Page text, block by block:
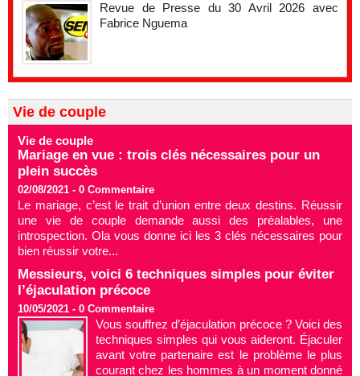
Revue de Presse du 30 Avril 2026 avec
Fabrice Nguema
Vie de couple
Vie de couple
Mariage en vue : trois clés nécessaires pour un
plein succès
02/08/2021 - 0 Commentaire
Le mariage, c’est le trait d’union entre deux destins. Réussir
une vie de couple demande aussi des préalables, une
introspection. Ola vous donne ici les 3 clés nécessaires pour
bien réussir votre...
Messieurs, voici 6 techniques simples pour éviter
l’éjaculation précoce
10/05/2021 - 0 Commentaire
Vous souffrez d’éjaculation précoce ? Voici des
techniques simples qui vous aideront. Éjaculer
avant votre partenaire est le problème le plus
courant chez les hommes à un moment donné